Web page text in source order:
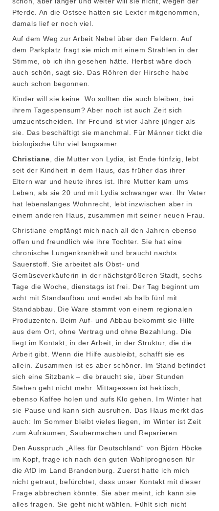
Pferde. An die Ostsee hatten sie Lexter mitgenommen,
damals lief er noch viel.
Auf dem Weg zur Arbeit Nebel über den Feldern. Auf
dem Parkplatz fragt sie mich mit einem Strahlen in der
Stimme, ob ich ihn gesehen hätte. Herbst wäre doch
auch schön, sagt sie. Das Röhren der Hirsche habe
auch schon begonnen.
Kinder will sie keine. Wo sollten die auch bleiben, bei
ihrem Tagespensum? Aber noch ist auch Zeit sich
umzuentscheiden. Ihr Freund ist vier Jahre jünger als
sie. Das beschäftigt sie manchmal. Für Männer tickt die
biologische Uhr viel langsamer.
Christiane , die Mutter von Lydia, ist Ende fünfzig, lebt
seit der Kindheit in dem Haus, das früher das ihrer
Eltern war und heute ihres ist. Ihre Mutter kam ums
Leben, als sie 20 und mit Lydia schwanger war. Ihr Vater
hat lebenslanges Wohnrecht, lebt inzwischen aber in
einem anderen Haus, zusammen mit seiner neuen Frau.
Christiane empfängt mich nach all den Jahren ebenso
offen und freundlich wie ihre Tochter. Sie hat eine
chronische Lungenkrankheit und braucht nachts
Sauerstoff. Sie arbeitet als Obst- und
Gemüseverkäuferin in der nächstgrößeren Stadt, sechs
Tage die Woche, dienstags ist frei. Der Tag beginnt um
acht mit Standaufbau und endet ab halb fünf mit
Standabbau. Die Ware stammt von einem regionalen
Produzenten. Beim Auf- und Abbau bekommt sie Hilfe
aus dem Ort, ohne Vertrag und ohne Bezahlung. Die
liegt im Kontakt, in der Arbeit, in der Struktur, die die
Arbeit gibt. Wenn die Hilfe ausbleibt, schafft sie es
allein. Zusammen ist es aber schöner. Im Stand befindet
sich eine Sitzbank – die braucht sie, über Stunden
Stehen geht nicht mehr. Mittagessen ist hektisch,
ebenso Kaffee holen und aufs Klo gehen. Im Winter hat
sie Pause und kann sich ausruhen. Das Haus merkt das
auch: Im Sommer bleibt vieles liegen, im Winter ist Zeit
zum Aufräumen, Saubermachen und Reparieren.
Den Ausspruch „Alles für Deutschland“ von Björn Höcke
im Kopf, frage ich nach den guten Wahlprognosen für
die AfD im Land Brandenburg. Zuerst hatte ich mich
nicht getraut, befürchtet, dass unser Kontakt mit dieser
Frage abbrechen könnte. Sie aber meint, ich kann sie
alles fragen. Sie geht nicht wählen. Fühlt sich nicht